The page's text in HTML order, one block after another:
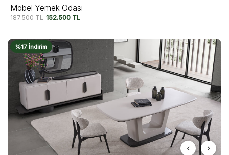
Mobel Yemek Odası
187.500TL 152.500 TL
%17 İndirim